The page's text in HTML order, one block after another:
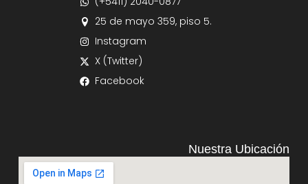
25 de mayo 359, piso 5.
Instagram
X (Twitter)
Facebook
Nuestra Ubicación